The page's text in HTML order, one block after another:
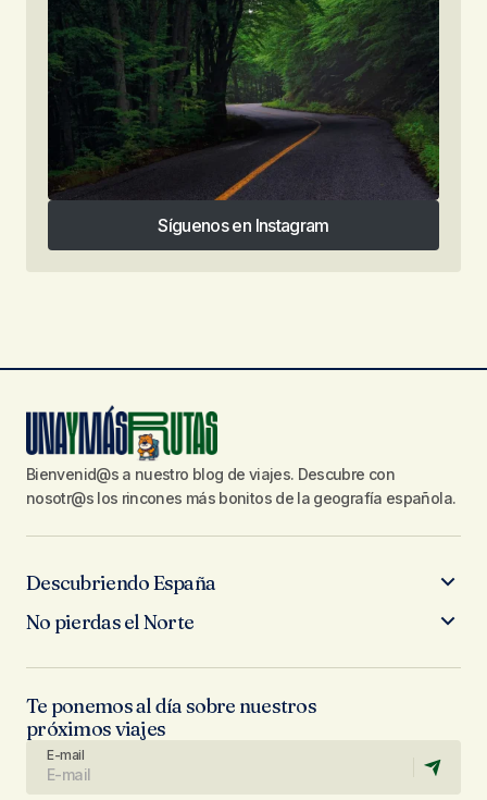
Síguenos en Instagram
Síguenos en Instagram
Bienvenid@s a nuestro blog de viajes. Descubre con
nosotr@s los rincones más bonitos de la geografía española.
Descubriendo España
No pierdas el Norte
Te ponemos al día sobre nuestros
próximos viajes
E-mail